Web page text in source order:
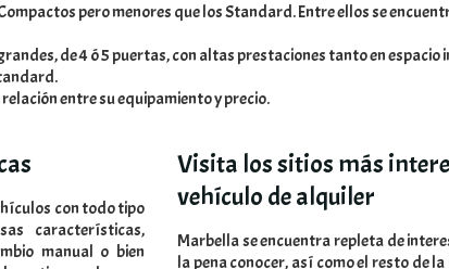
pero menores que los Standard. Entre ellos se
de 4 ó 5 puertas, con altas prestaciones tanto en espacio
entre su equipamiento y precio.
con todo tipo
características,
manual o bien
Visita los sitios más
vehículo de alquiler
Marbella se encuentra repleta de
la pena conocer, así como el resto de